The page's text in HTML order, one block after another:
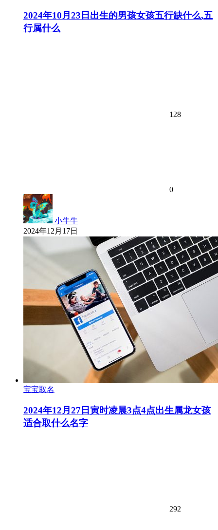
2024年10月23日出生的男孩女孩五行缺什么,五
行属什么
128
0
小牛牛
2024年12月17日
宝宝取名
2024年12月27日寅时凌晨3点4点出生属龙女孩
适合取什么名字
292